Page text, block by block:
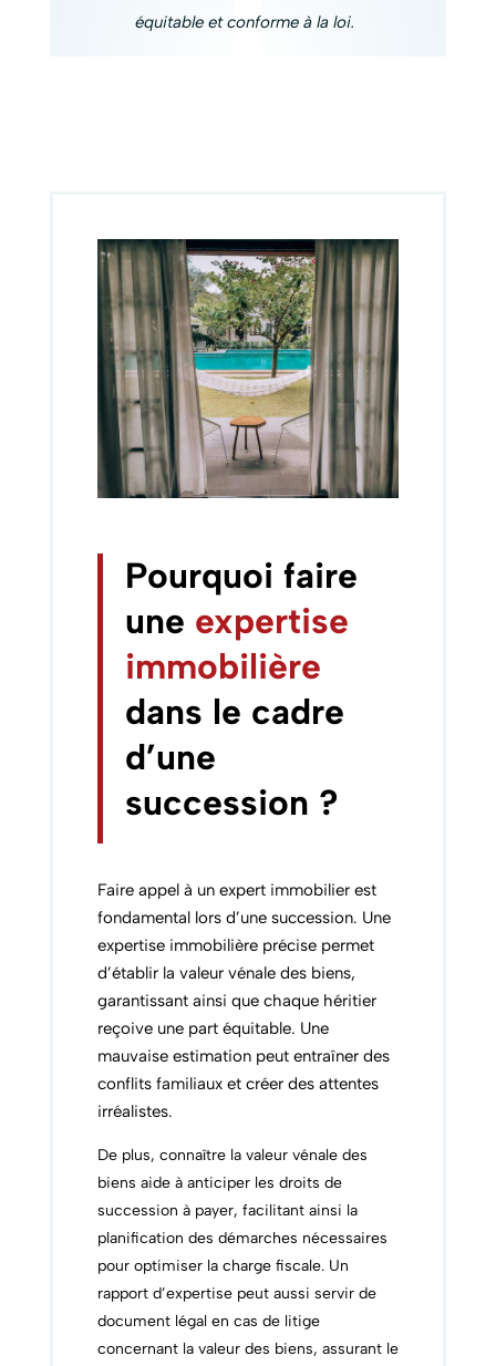
équitable et conforme à la loi.
Pourquoi faire
une expertise
immobilière
dans le cadre
d’une
succession ?
Faire appel à un expert immobilier est
fondamental lors d’une succession. Une
expertise immobilière précise permet
d’établir la valeur vénale des biens,
garantissant ainsi que chaque héritier
reçoive une part équitable. Une
mauvaise estimation peut entraîner des
conflits familiaux et créer des attentes
irréalistes.
De plus, connaître la valeur vénale des
biens aide à anticiper les droits de
succession à payer, facilitant ainsi la
planification des démarches nécessaires
pour optimiser la charge fiscale. Un
rapport d’expertise peut aussi servir de
document légal en cas de litige
concernant la valeur des biens, assurant le